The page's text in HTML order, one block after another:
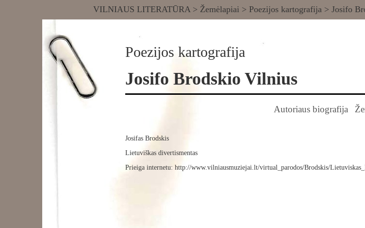
VILNIAUS LITERATŪRA> Žemėlapiai >Poezijos kartografija >Josifo
Poezijos kartografija
Josifo Brodskio Vilnius
Autoriaus biografija
Josifas Brodskis
Lietuviškas divertismentas
Prieiga internetu: http://www.vilniausmuziejai.lt/virtual_parodos/Brodskis/